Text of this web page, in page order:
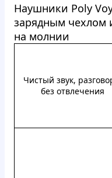
Наушники Poly
зарядным чехлом
на молнии
Чистый звук,
без отвлечения